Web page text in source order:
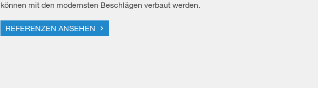
können mit den modernsten Beschlägen verbaut werden.
REFERENZEN ANSEHEN